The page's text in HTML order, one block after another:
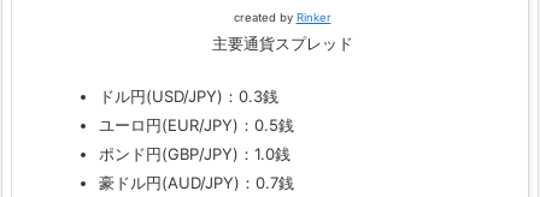
created by Rinker
主要通貨スプレッド
ドル円(USD/JPY)：0.3銭
ユーロ円(EUR/JPY)：0.5銭
ポンド円(GBP/JPY)：1.0銭
豪ドル円(AUD/JPY)：0.7銭